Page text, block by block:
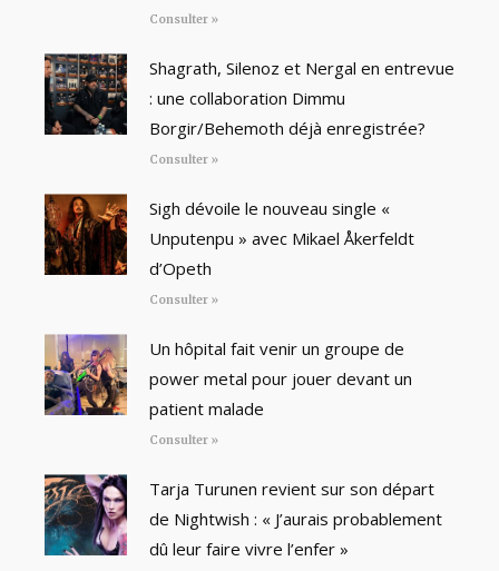
Consulter »
Shagrath, Silenoz et Nergal en entrevue
: une collaboration Dimmu
Borgir/Behemoth déjà enregistrée?
Consulter »
Sigh dévoile le nouveau single «
Unputenpu » avec Mikael Åkerfeldt
d’Opeth
Consulter »
Un hôpital fait venir un groupe de
power metal pour jouer devant un
patient malade
Consulter »
Tarja Turunen revient sur son départ
de Nightwish : « J’aurais probablement
dû leur faire vivre l’enfer »